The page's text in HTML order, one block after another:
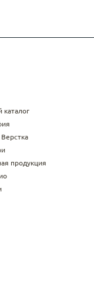
каталог
продукция